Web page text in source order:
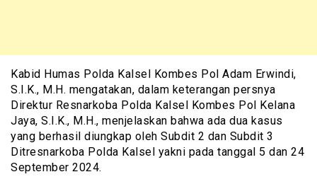
Kabid Humas Polda Kalsel Kombes Pol Adam Erwindi,
S.I.K., M.H. mengatakan, dalam keterangan persnya
Direktur Resnarkoba Polda Kalsel Kombes Pol Kelana
Jaya, S.I.K., M.H., menjelaskan bahwa ada dua kasus
yang berhasil diungkap oleh Subdit 2 dan Subdit 3
Ditresnarkoba Polda Kalsel yakni pada tanggal 5 dan 24
September 2024.